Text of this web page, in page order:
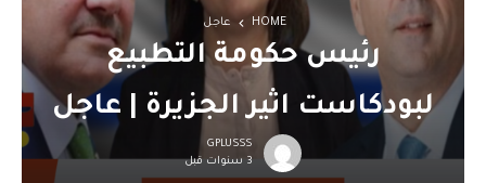
HOME عاجل
رئيس حكومة التطبيع
لبودكاست اثير الجزيرة | عاجل
GPLUSSS
3 سنوات قبل